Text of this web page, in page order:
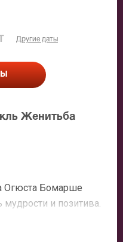
Другие даты
Женитьба
Огюста Бомарше
и позитива.
- ловкого слуги
выводят его из